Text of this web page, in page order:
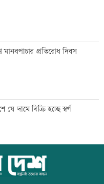
জিও ব্যাগ প্রকল্পে
মানববন্ধন
পাঁচ হাজার কৃষি শ্রমিক নেবে
আনুষ্ঠানিক কাঠামোয় আনছে
চাইল মন্ত্রণালয়
প্রতিরোধ দিবস
দামে বিক্রি হচ্ছে স্বর্ণ
বন্ধু দিবস